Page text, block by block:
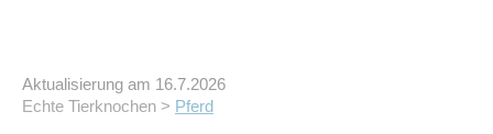
Aktualisierung am 16.7.2026
Echte Tierknochen > Pferd